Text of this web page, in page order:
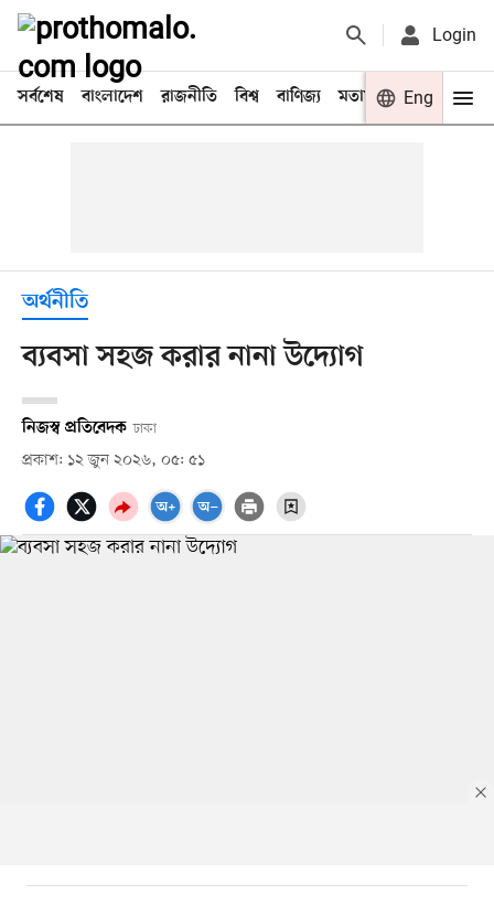
Login
সর্বশেষ বাংলাদেশ রাজনীতি বিশ্ব বাণিজ্য মতামত খেলা
Eng
অর্থনীতি
ব্যবসা সহজ করার নানা উদ্যোগ
নিজস্ব প্রতিবেদক ঢাকা
প্রকাশ: ১২ জুন ২০২৬, ০৫: ৫১